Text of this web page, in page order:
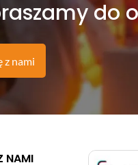
do
z nami
NAMI